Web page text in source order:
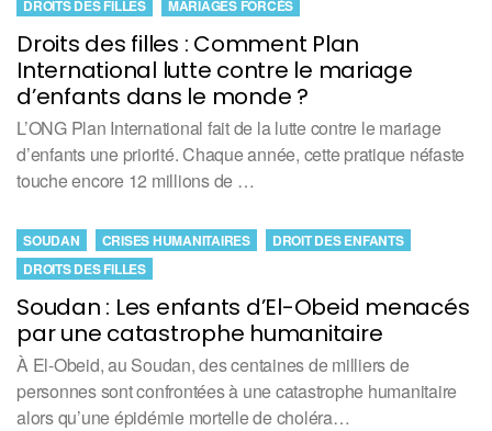
Droits des filles : Comment Plan
International lutte contre le mariage
d’enfants dans le monde ?
DROITS DES FILLES MARIAGES FORCÉS
L’ONG Plan International fait de la lutte contre le mariage
d’enfants une priorité. Chaque année, cette pratique néfaste
touche encore 12 millions de …
Soudan : Les enfants d’El-Obeid menacés
par une catastrophe humanitaire
SOUDAN CRISES HUMANITAIRES
DROIT DES ENFANTS
DROITS DES FILLES
À El-Obeid, au Soudan, des centaines de milliers de
personnes sont confrontées à une catastrophe humanitaire
alors qu’une épidémie mortelle de choléra…